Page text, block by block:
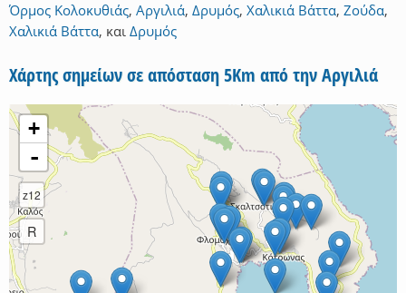
Όρμος Κολοκυθιάς, Αργιλιά, Δρυμός, Χαλικιά Βάττα, Ζούδα,
Χαλικιά Βάττα, και Δρυμός
Χάρτης σημείων σε απόσταση 5Km από την Αργιλιά
+
-
z12
R